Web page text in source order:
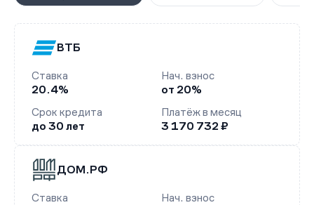
ВТБ
Ставка
20.4%
Нач. взнос
от 20%
Срок кредита
до 30 лет
Платёж в месяц
3 170 732 ₽
ДОМ.РФ
Ставка
Нач. взнос